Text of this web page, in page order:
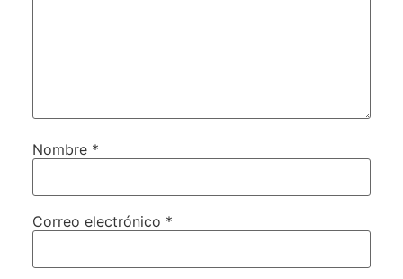
Nombre *
Correo electrónico *